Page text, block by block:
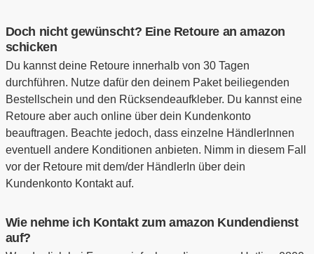
Doch nicht gewünscht? Eine Retoure an amazon
schicken
Du kannst deine Retoure innerhalb von 30 Tagen
durchführen. Nutze dafür den deinem Paket beiliegenden
Bestellschein und den Rücksendeaufkleber. Du kannst eine
Retoure aber auch online über dein Kundenkonto
beauftragen. Beachte jedoch, dass einzelne HändlerInnen
eventuell andere Konditionen anbieten. Nimm in diesem Fall
vor der Retoure mit dem/der HändlerIn über dein
Kundenkonto Kontakt auf.
Wie nehme ich Kontakt zum amazon Kundendienst
auf?